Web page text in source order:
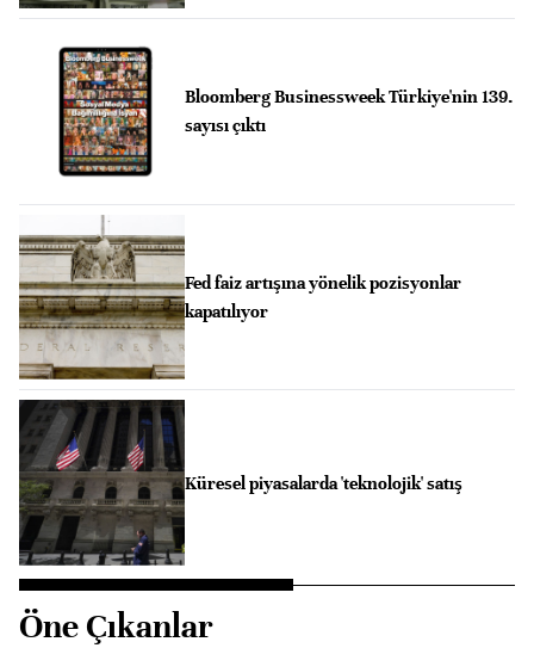
Bloomberg Businessweek Türkiye'nin 139.
sayısı çıktı
Fed faiz artışına yönelik pozisyonlar
kapatılıyor
Küresel piyasalarda 'teknolojik' satış
Öne Çıkanlar